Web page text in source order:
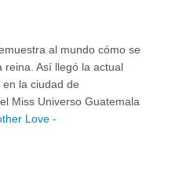
al mundo cómo se
reina. Así llegó la actual
la ciudad de
Miss Universo Guatemala
Love -